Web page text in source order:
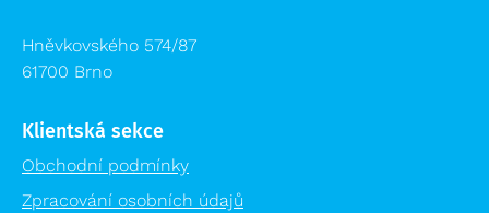
Hněvkovského 574/87
61700 Brno
Klientská sekce
Obchodní podmínky
Zpracování osobních údajů